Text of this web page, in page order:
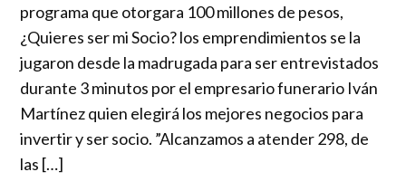
programa que otorgara 100 millones de pesos,
¿Quieres ser mi Socio? los emprendimientos se la
jugaron desde la madrugada para ser entrevistados
durante 3 minutos por el empresario funerario Iván
Martínez quien elegirá los mejores negocios para
invertir y ser socio. ”Alcanzamos a atender 298, de
las […]